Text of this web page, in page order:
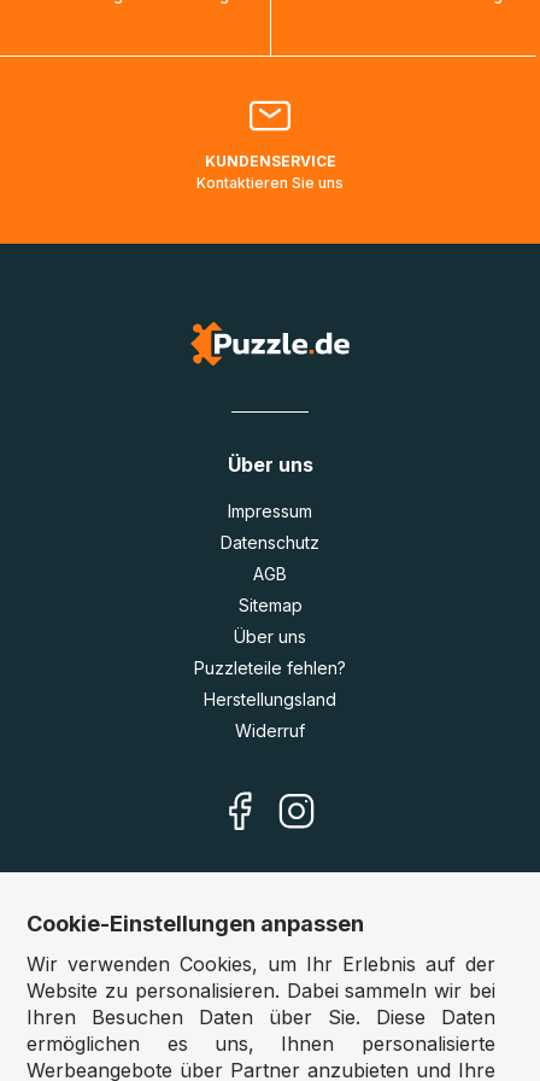
bearbeitet werden.
Bitte kontaktieren Sie denKundenservicefalls Ihr Paket
Lieferadressen in Deutschland oder Europa mehrere Tage
KUNDENSERVICE
Kontaktieren Sie uns
Über uns
Impressum
Datenschutz
AGB
Sitemap
Über uns
Puzzleteile fehlen?
Herstellungsland
Widerruf
Unsere Shops
Deutschland:www.puzzle.de
Österreich:
www.puzzle.at
Belgien:www.puzzle.be
Cookie-Einstellungen anpassen
Wir verwenden Cookies, um Ihr Erlebnis auf der
Website zu personalisieren. Dabei sammeln wir bei
Ihren Besuchen Daten über Sie. Diese Daten
ermöglichen es uns, Ihnen personalisierte
Werbeangebote über Partner anzubieten und Ihre